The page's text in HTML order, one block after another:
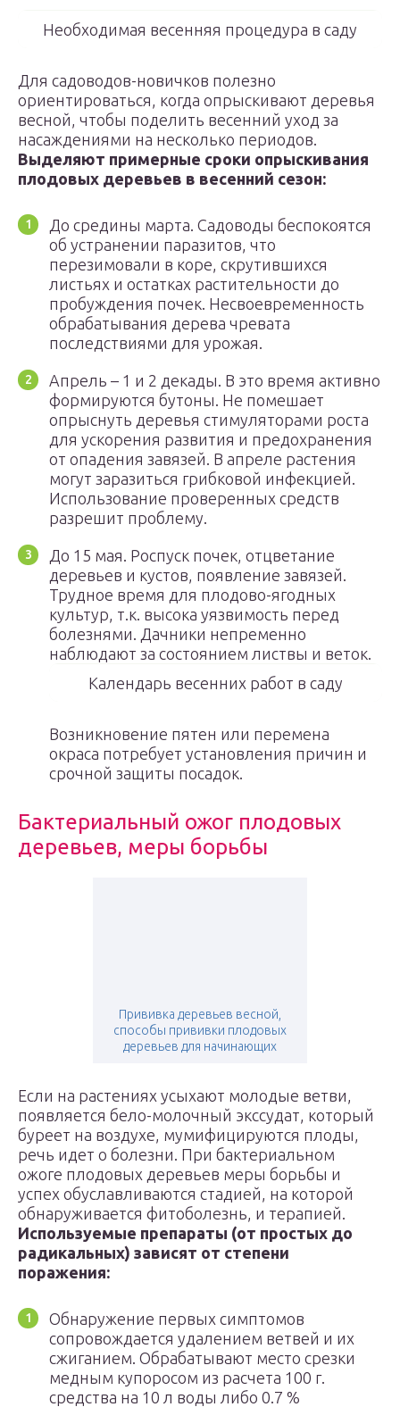
Необходимая весенняя процедура в саду
Для садоводов-новичков полезно
ориентироваться, когда опрыскивают деревья
весной, чтобы поделить весенний уход за
насаждениями на несколько периодов.
Выделяют примерные сроки опрыскивания
плодовых деревьев в весенний сезон:
До средины марта. Садоводы беспокоятся
об устранении паразитов, что
перезимовали в коре, скрутившихся
листьях и остатках растительности до
пробуждения почек. Несвоевременность
обрабатывания дерева чревата
последствиями для урожая.
Апрель – 1 и 2 декады. В это время активно
формируются бутоны. Не помешает
опрыснуть деревья стимуляторами роста
для ускорения развития и предохранения
от опадения завязей. В апреле растения
могут заразиться грибковой инфекцией.
Использование проверенных средств
разрешит проблему.
До 15 мая. Роспуск почек, отцветание
деревьев и кустов, появление завязей.
Трудное время для плодово-ягодных
культур, т.к. высока уязвимость перед
болезнями. Дачники непременно
наблюдают за состоянием листвы и веток.
Календарь весенних работ в саду
Возникновение пятен или перемена
окраса потребует установления причин и
срочной защиты посадок.
Бактериальный ожог плодовых
деревьев, меры борьбы
Прививка деревьев весной,
способы прививки плодовых
деревьев для начинающих
Если на растениях усыхают молодые ветви,
появляется бело-молочный экссудат, который
буреет на воздухе, мумифицируются плоды,
речь идет о болезни. При бактериальном
ожоге плодовых деревьев меры борьбы и
успех обуславливаются стадией, на которой
обнаруживается фитоболезнь, и терапией.
Используемые препараты (от простых до
радикальных) зависят от степени
поражения:
Обнаружение первых симптомов
сопровождается удалением ветвей и их
сжиганием. Обрабатывают место срезки
медным купоросом из расчета 100 г.
средства на 10 л воды либо 0.7 %